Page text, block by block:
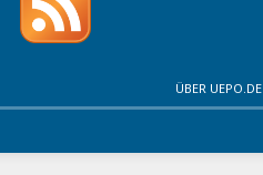
ÜBER UEPO.DE